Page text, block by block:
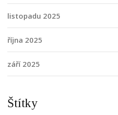
listopadu 2025
října 2025
září 2025
Štítky